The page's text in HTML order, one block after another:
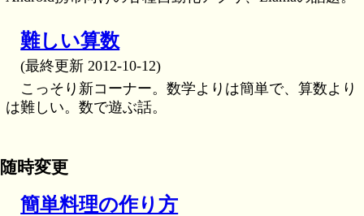
難しい算数
(最終更新 2012-10-12)
こっそり新コーナー。数学よりは簡単で、算数より
は難しい。数で遊ぶ話。
随時変更
簡単料理の作り方